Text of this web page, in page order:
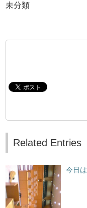
未分類
Related Entries
今日は